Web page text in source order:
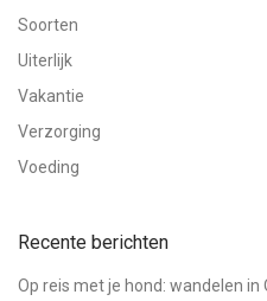
Soorten
Uiterlijk
Vakantie
Verzorging
Voeding
Recente berichten
Op reis met je hond: wandelen